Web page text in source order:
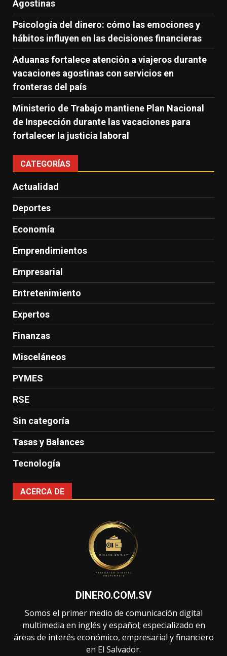
Agostinas
Psicología del dinero: cómo las emociones y
hábitos influyen en las decisiones financieras
Aduanas fortalece atención a viajeros durante
vacaciones agostinas con servicios en
fronteras del país
Ministerio de Trabajo mantiene Plan Nacional
de Inspección durante las vacaciones para
fortalecer la justicia laboral
CATEGORÍAS
Actualidad
Deportes
Economía
Emprendimientos
Empresarial
Entretenimiento
Expertos
Finanzas
Misceláneos
PYMES
RSE
Sin categoría
Tasas y Balances
Tecnología
ACERCA DE
DINERO.COM.SV
Somos el primer medio de comunicación digital
multimedia en inglés y español; especializado en
áreas de interés económico, empresarial y financiero
en El Salvador.